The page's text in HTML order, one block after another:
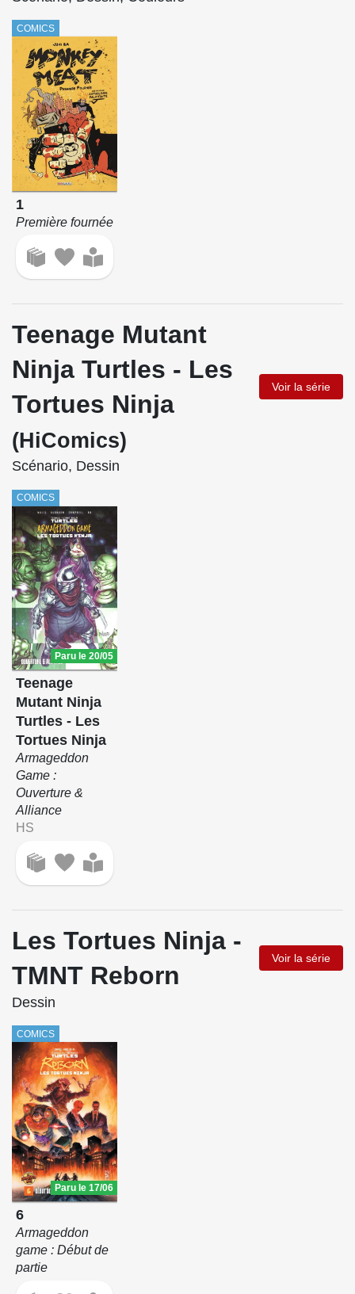
COMICS
1
Première fournée
Teenage Mutant
Ninja Turtles - Les
Tortues Ninja
(HiComics)
Voir la série
Scénario, Dessin
COMICS
Paru le 20/05
Teenage
Mutant Ninja
Turtles - Les
Tortues Ninja
Armageddon
Game :
Ouverture &
Alliance
HS
Les Tortues Ninja -
TMNT Reborn
Voir la série
Dessin
COMICS
Paru le 17/06
6
Armageddon
game : Début de
partie